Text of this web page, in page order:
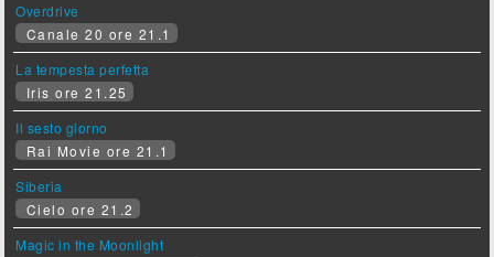
Overdrive
Canale 20 ore 21.1
La tempesta perfetta
Iris ore 21.25
Il sesto giorno
Rai Movie ore 21.1
Siberia
Cielo ore 21.2
Magic in the Moonlight